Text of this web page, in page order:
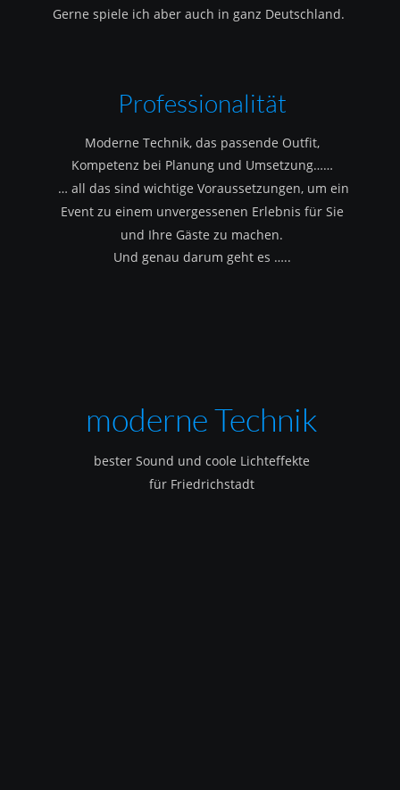
Gerne spiele ich aber auch in ganz Deutschland.
Professionalität
Moderne Technik, das passende Outfit,
Kompetenz bei Planung und Umsetzung……
… all das sind wichtige Voraussetzungen, um ein
Event zu einem unvergessenen Erlebnis für Sie
und Ihre Gäste zu machen.
Und genau darum geht es …..
moderne Technik
bester Sound und coole Lichteffekte
für Friedrichstadt